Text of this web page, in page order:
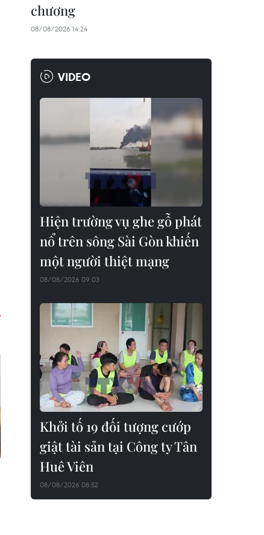
chương
08/08/2026 14:24
VIDEO
Hiện trường vụ ghe gỗ phát
nổ trên sông Sài Gòn khiến
một người thiệt mạng
08/08/2026 09:03
Khởi tố 19 đối tượng cướp
giật tài sản tại Công ty Tân
Huê Viên
08/08/2026 08:52